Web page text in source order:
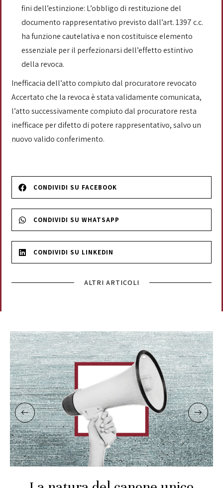
fini dell’estinzione: L’obbligo di restituzione del
documento rappresentativo previsto dall’art. 1397 c.c.
ha funzione cautelativa e non costituisce elemento
essenziale per il perfezionarsi dell’effetto estintivo
della revoca.
Inefficacia dell’atto compiuto dal procuratore revocato
Accertato che la revoca è stata validamente comunicata,
l’atto successivamente compiuto dal procuratore resta
inefficace per difetto di potere rappresentativo, salvo un
nuovo valido conferimento.
CONDIVIDI SU FACEBOOK
CONDIVIDI SU WHATSAPP
CONDIVIDI SU LINKEDIN
ALTRI ARTICOLI